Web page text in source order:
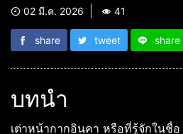
02 มี.ค. 2026 41
share tweet share
บทนำ
เต่าหน้ากากอินคา หรือที่รู้จักในชื่อ